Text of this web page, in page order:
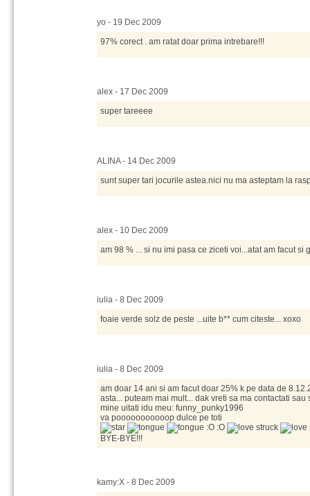
yo - 19 Dec 2009
97% corect . am ratat doar prima intrebare!!!
alex - 17 Dec 2009
super tareeee
ALINA - 14 Dec 2009
sunt super tari jocurile astea.nici nu ma asteptam la
alex - 10 Dec 2009
am 98 % ... si nu imi pasa ce ziceti voi...atat am facut si
iulia - 8 Dec 2009
foaie verde solz de peste ...uite b** cum citeste... xoxo
iulia - 8 Dec 2009
am doar 14 ani si am facut doar 25% k pe data de
asta... puteam mai mult... dak vreti sa ma contactati sau
mine uitati idu meu: funny_punky1996
va pooooooooooop dulce pe toti
:O :O
BYE-BYE!!!
kamy:X - 8 Dec 2009